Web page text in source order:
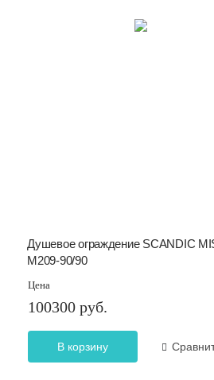
Душевое ограждение SCANDIC
M209-90/90
Цена
100300 руб.
В корзину